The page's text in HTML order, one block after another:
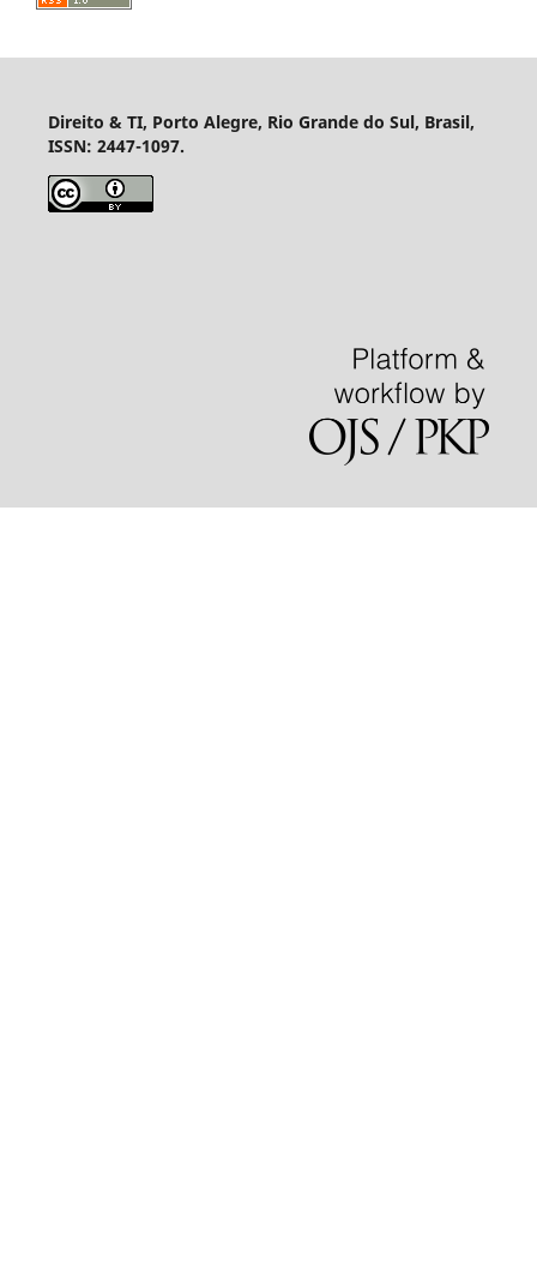
Direito & TI, Porto Alegre, Rio Grande do Sul, Brasil,
ISSN: 2447-1097.